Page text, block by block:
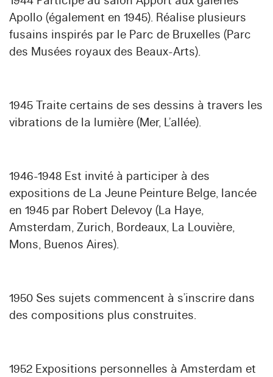
Apollo (également en 1945). Réalise plusieurs
fusains inspirés par le Parc de Bruxelles (Parc
des Musées royaux des Beaux-Arts).
1945 Traite certains de ses dessins à travers les
vibrations de la lumière (Mer, L’allée).
1946-1948 Est invité à participer à des
expositions de La Jeune Peinture Belge, lancée
en 1945 par Robert Delevoy (La Haye,
Amsterdam, Zurich, Bordeaux, La Louvière,
Mons, Buenos Aires).
1950 Ses sujets commencent à s’inscrire dans
des compositions plus construites.
1952 Expositions personnelles à Amsterdam et